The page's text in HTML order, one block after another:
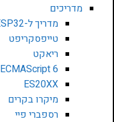
מדריכים
מדריך ל-ESP32 לילדים ולהורים מאפס
טייפסקריפט
ריאקט
ECMAScript 6
ES20XX
מיקרו בקרים
רספברי פיי